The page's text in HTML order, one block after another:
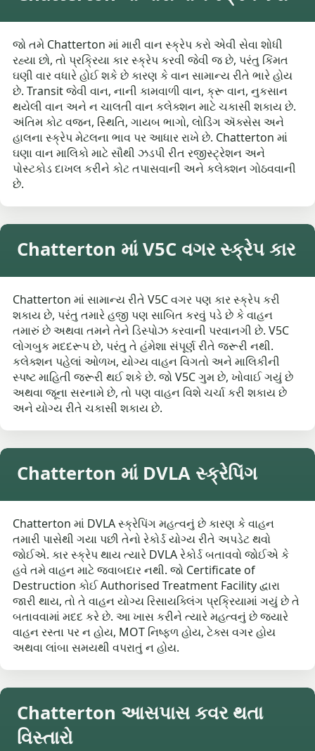
જો તમે Chatterton માં મારી વાન સ્ક્રેપ કરો એવી સેવા શોધી
રહ્યા છો, તો પ્રક્રિયા કાર સ્ક્રેપ કરવી જેવી જ છે, પરંતુ કિંમત
ઘણી વાર વધારે હોઈ શકે છે કારણ કે વાન સામાન્ય રીતે ભારે હોય
છે. Transit જેવી વાન, નાની કામવાળી વાન, ક્રૂ વાન, નુકસાન
થયેલી વાન અને ન ચાલતી વાન કલેક્શન માટે ચકાસી શકાય છે.
અંતિમ કોટ વજન, સ્થિતિ, ગાયબ ભાગો, લોડિંગ ઍક્સેસ અને
હાલના સ્ક્રેપ મેટલના ભાવ પર આધાર રાખે છે. Chatterton માં
ઘણા વાન માલિકો માટે સૌથી ઝડપી રીત રજીસ્ટ્રેશન અને
પોસ્ટકોડ દાખલ કરીને કોટ તપાસવાની અને કલેક્શન ગોઠવવાની
છે.
Chatterton માં V5C વગર સ્ક્રેપ કાર
Chatterton માં સામાન્ય રીતે V5C વગર પણ કાર સ્ક્રેપ કરી
શકાય છે, પરંતુ તમારે હજી પણ સાબિત કરવું પડે છે કે વાહન
તમારું છે અથવા તમને તેને ડિસ્પોઝ કરવાની પરવાનગી છે. V5C
લોગબુક મદદરૂપ છે, પરંતુ તે હંમેશા સંપૂર્ણ રીતે જરૂરી નથી.
કલેક્શન પહેલાં ઓળખ, યોગ્ય વાહન વિગતો અને માલિકીની
સ્પષ્ટ માહિતી જરૂરી થઈ શકે છે. જો V5C ગુમ છે, ખોવાઈ ગયું છે
અથવા જૂના સરનામે છે, તો પણ વાહન વિશે ચર્ચા કરી શકાય છે
અને યોગ્ય રીતે ચકાસી શકાય છે.
Chatterton માં DVLA સ્ક્રેપિંગ
Chatterton માં DVLA સ્ક્રેપિંગ મહત્વનું છે કારણ કે વાહન
તમારી પાસેથી ગયા પછી તેનો રેકોર્ડ યોગ્ય રીતે અપડેટ થવો
જોઈએ. કાર સ્ક્રેપ થાય ત્યારે DVLA રેકોર્ડ બતાવવો જોઈએ કે
હવે તમે વાહન માટે જવાબદાર નથી. જો Certificate of
Destruction કોઈ Authorised Treatment Facility દ્વારા
જારી થાય, તો તે વાહન યોગ્ય રિસાયક્લિંગ પ્રક્રિયામાં ગયું છે તે
બતાવવામાં મદદ કરે છે. આ ખાસ કરીને ત્યારે મહત્વનું છે જ્યારે
વાહન રસ્તા પર ન હોય, MOT નિષ્ફળ હોય, ટેક્સ વગર હોય
અથવા લાંબા સમયથી વપરાતું ન હોય.
Chatterton આસપાસ કવર થતા
વિસ્તારો